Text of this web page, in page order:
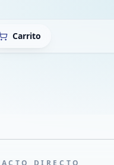
Carrito
DIRECTO